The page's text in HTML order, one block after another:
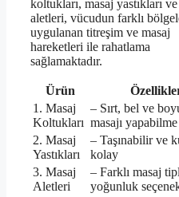
koltukları, masaj yastıkları
aletleri, vücudun farklı
uygulanan titreşim ve masaj
hareketleri ile rahatlama
sağlamaktadır.
Ürün
1. Masaj
Koltukları
– Sırt, bel ve
masajı
2. Masaj
Yastıkları
– Taşınabilir ve
kolay
3. Masaj
Aletleri
– Farklı masaj
yoğunluk